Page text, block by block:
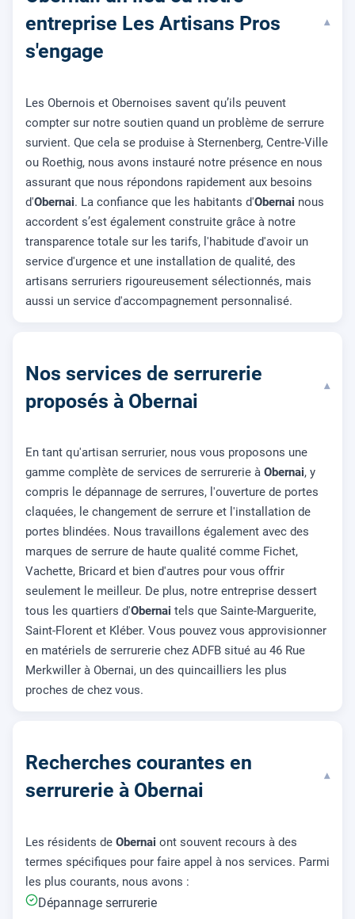
entreprise Les Artisans Pros
s'engage
▾
Les Obernois et Obernoises savent qu’ils peuvent
compter sur notre soutien quand un problème de serrure
survient. Que cela se produise à Sternenberg, Centre-Ville
ou Roethig, nous avons instauré notre présence en nous
assurant que nous répondons rapidement aux besoins
d'Obernai. La confiance que les habitants d'Obernai nous
accordent s’est également construite grâce à notre
transparence totale sur les tarifs, l'habitude d'avoir un
service d'urgence et une installation de qualité, des
artisans serruriers rigoureusement sélectionnés, mais
aussi un service d'accompagnement personnalisé.
Nos services de serrurerie
proposés à Obernai
▾
En tant qu'artisan serrurier, nous vous proposons une
gamme complète de services de serrurerie à Obernai, y
compris le dépannage de serrures, l'ouverture de portes
claquées, le changement de serrure et l'installation de
portes blindées. Nous travaillons également avec des
marques de serrure de haute qualité comme Fichet,
Vachette, Bricard et bien d'autres pour vous offrir
seulement le meilleur. De plus, notre entreprise dessert
tous les quartiers d'Obernai tels que Sainte-Marguerite,
Saint-Florent et Kléber. Vous pouvez vous approvisionner
en matériels de serrurerie chez ADFB situé au 46 Rue
Merkwiller à Obernai, un des quincailliers les plus
proches de chez vous.
Recherches courantes en
serrurerie à Obernai
▾
Les résidents de Obernai ont souvent recours à des
termes spécifiques pour faire appel à nos services. Parmi
les plus courants, nous avons :
Dépannage serrurerie